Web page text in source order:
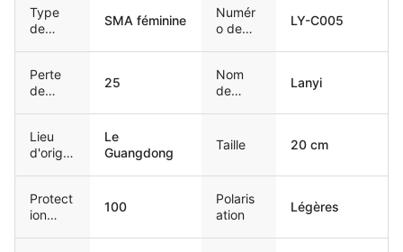
Type
de
SMA féminine
Numér
o de
LY-C005
Perte
de
25
Nom
de
Lanyi
Lieu
d'origin
Le
Guangdong
Taille 20 cm
Protect
ion
100
Polaris
ation
Légères